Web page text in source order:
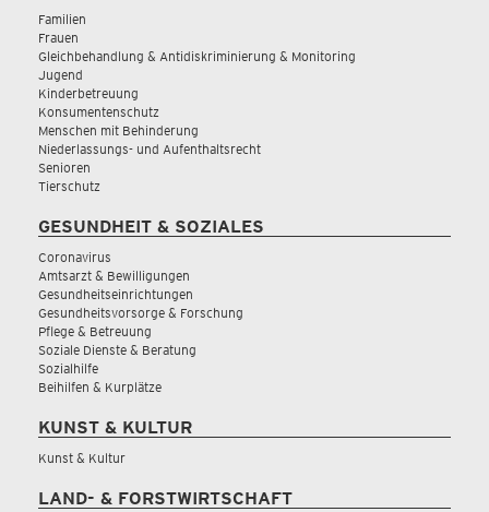
Familien
Frauen
Gleichbehandlung & Antidiskriminierung & Monitoring
Jugend
Kinderbetreuung
Konsumentenschutz
Menschen mit Behinderung
Niederlassungs- und Aufenthaltsrecht
Senioren
Tierschutz
GESUNDHEIT & SOZIALES
Coronavirus
Amtsarzt & Bewilligungen
Gesundheitseinrichtungen
Gesundheitsvorsorge & Forschung
Pflege & Betreuung
Soziale Dienste & Beratung
Sozialhilfe
Beihilfen & Kurplätze
KUNST & KULTUR
Kunst & Kultur
LAND- & FORSTWIRTSCHAFT